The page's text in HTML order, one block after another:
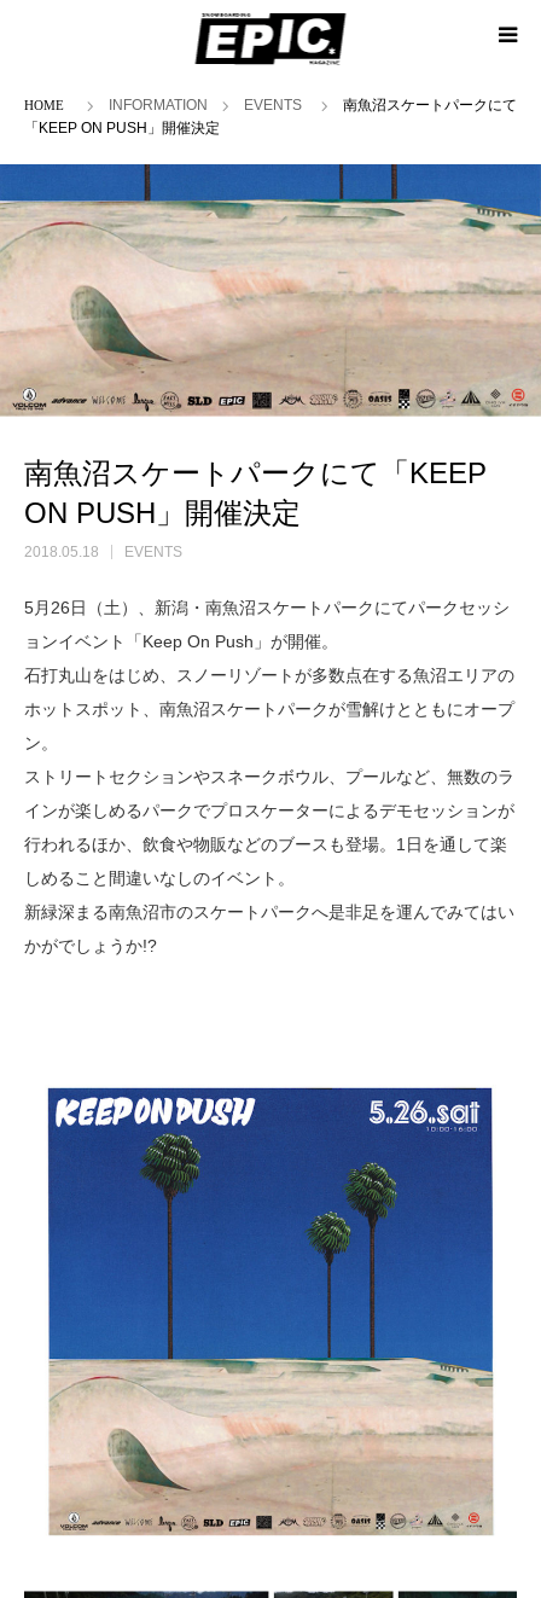
ホームINFORMATION EVENTS
南魚沼スケートパークにて
「KEEP ON PUSH」開催決定
南魚沼スケートパークにて「KEEP
ON PUSH」開催決定
2018.05.18 EVENTS
5月26日（土）、新潟・南魚沼スケートパークにてパークセッシ
ョンイベント「Keep On Push」が開催。
石打丸山をはじめ、スノーリゾートが多数点在する魚沼エリアの
ホットスポット、南魚沼スケートパークが雪解けとともにオープ
ン。
ストリートセクションやスネークボウル、プールなど、無数のラ
インが楽しめるパークでプロスケーターによるデモセッションが
行われるほか、飲食や物販などのブースも登場。1日を通して楽
しめること間違いなしのイベント。
新緑深まる南魚沼市のスケートパークへ是非足を運んでみてはい
かがでしょうか!?